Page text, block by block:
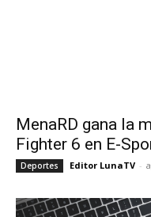
MenaRD gana la
Fighter 6 en E-
Deportes Editor LunaTV -